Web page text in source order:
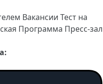
Вакансии Тест на
Программа Пресс-зал